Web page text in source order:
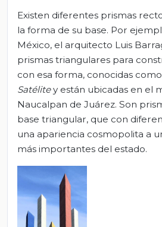
Existen diferentes prismas
la forma de su base. Por
México, el arquitecto Luis
prismas triangulares para
con esa forma, conocidas
Satélitey están ubicadas en el
Naucalpan de Juárez. Son
base triangular, que con
una apariencia cosmopolita a
más importantes del estado.